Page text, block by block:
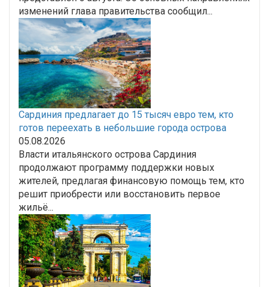
изменений глава правительства сообщил...
Сардиния предлагает до 15 тысяч евро тем, кто
готов переехать в небольшие города острова
05.08.2026
Власти итальянского острова Сардиния
продолжают программу поддержки новых
жителей, предлагая финансовую помощь тем, кто
решит приобрести или восстановить первое
жильё...